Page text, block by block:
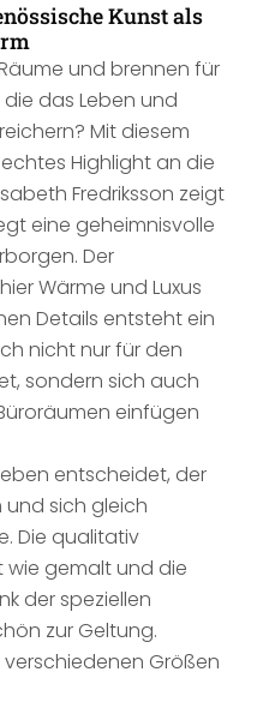
Kunst als
und brennen für
das Leben und
Mit diesem
Highlight an die
Fredriksson zeigt
eine geheimnisvolle
Der
Wärme und Luxus
Details entsteht ein
nicht nur für den
sondern sich auch
einfügen
entscheidet, der
sich gleich
Die qualitativ
wie gemalt und die
der speziellen
zur Geltung.
Größen